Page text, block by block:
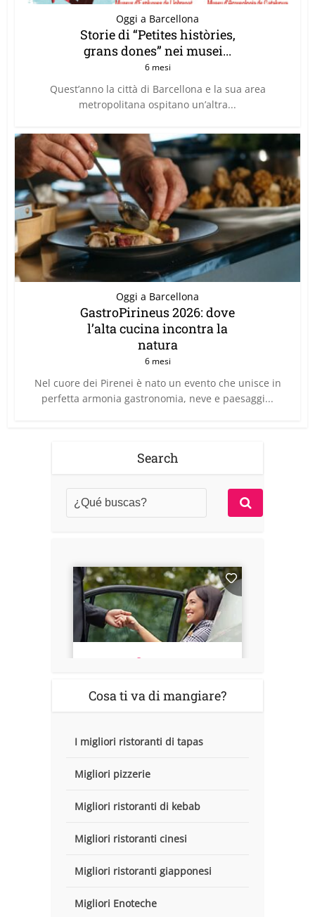
Oggi a Barcellona
Storie di “Petites històries,
grans dones” nei musei...
6 mesi
Quest’anno la città di Barcellona e la sua area
metropolitana ospitano un’altra...
Oggi a Barcellona
GastroPirineus 2026: dove
l’alta cucina incontra la
natura
6 mesi
Nel cuore dei Pirenei è nato un evento che unisce in
perfetta armonia gastronomia, neve e paesaggi...
Search
Cosa ti va di mangiare?
I migliori ristoranti di tapas
Migliori pizzerie
Migliori ristoranti di kebab
Migliori ristoranti cinesi
Migliori ristoranti giapponesi
Migliori Enoteche